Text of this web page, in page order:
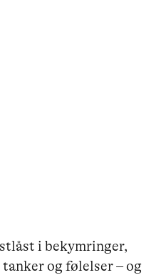
i bekymringer,
og følelser – og